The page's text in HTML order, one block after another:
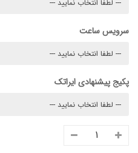
سرویس ساعت
پکیج پیشنهادی ایراتک